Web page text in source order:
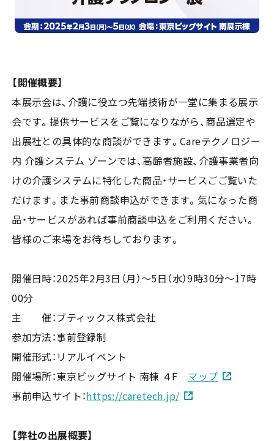
【開催概要】
本展示会は、介護に役立つ先端技術が一堂に集まる展示
会です。提供サービスをご覧になりながら、商品選定や
出展社との具体的な商談ができます。Careテクノロジー
内 介護システム ゾーンでは、高齢者施設、介護事業者向
けの介護システムに特化した商品・サービスごご覧いた
だけます。また事前商談申込ができます。気になった商
品・サービスがあれば事前商談申込をご利用ください。
皆様のご来場をお待ちしております。
開催日時：2025年2月3日（月）～5日（水）9時30分～17時
00分
主 催：ブティックス株式会社
参加方法：事前登録制
開催形式：リアルイベント
開催場所：東京ビッグサイト 南棟 ４F マップ
事前申込サイト：https://caretech.jp/
【弊社の出展概要】